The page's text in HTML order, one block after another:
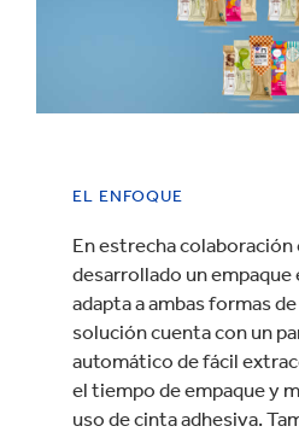
EL ENFOQUE
En estrecha colaboración
desarrollado un empaque
adapta a ambas formas
solución cuenta con un
automático de fácil
el tiempo de empaque y
uso de cinta adhesiva.